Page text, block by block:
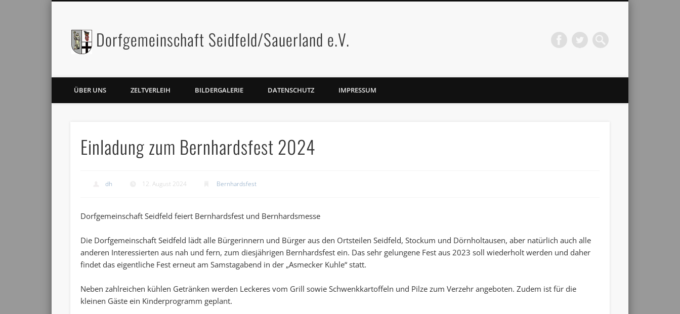
Dorfgemeinschaft Seidfeld/Sauerland e.V.
FacebookTwitter
ÜBER UNS ZELTVERLEIH BILDERGALERIE DATENSCHUTZ IMPRESSUM
Einladung zum Bernhardsfest 2024
dh 12. August 2024 Bernhardsfest
Dorfgemeinschaft Seidfeld feiert Bernhardsfest und Bernhardsmesse
Die Dorfgemeinschaft Seidfeld lädt alle Bürgerinnern und Bürger aus den Ortsteilen Seidfeld, Stockum und Dörnholtausen, aber natürlich auch alle
anderen Interessierten aus nah und fern, zum diesjährigen Bernhardsfest ein. Das sehr gelungene Fest aus 2023 soll wiederholt werden und daher
findet das eigentliche Fest erneut am Samstagabend in der „Asmecker Kuhle“ statt.
Neben zahlreichen kühlen Getränken werden Leckeres vom Grill sowie Schwenkkartoffeln und Pilze zum Verzehr angeboten. Zudem ist für die
kleinen Gäste ein Kinderprogramm geplant.